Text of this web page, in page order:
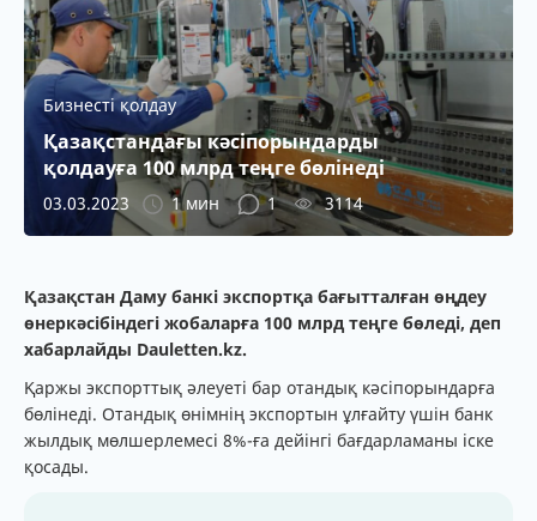
Бизнесті қолдау
Қазақстандағы кәсіпорындарды
қолдауға 100 млрд теңге бөлінеді
03.03.2023 1 мин 1 3114
Қазақстан Даму банкі экспортқа бағытталған өңдеу
өнеркәсібіндегі жобаларға 100 млрд теңге бөледі, деп
хабарлайды Dauletten.kz.
Қаржы экспорттық әлеуеті бар отандық кәсіпорындарға
бөлінеді. Отандық өнімнің экспортын ұлғайту үшін банк
жылдық мөлшерлемесі 8%-ға дейінгі бағдарламаны іске
қосады.